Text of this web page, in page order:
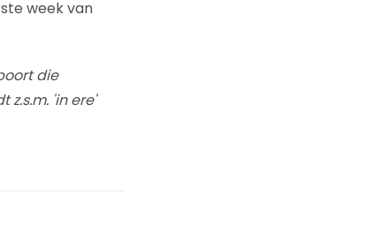
week van
die
'in ere'